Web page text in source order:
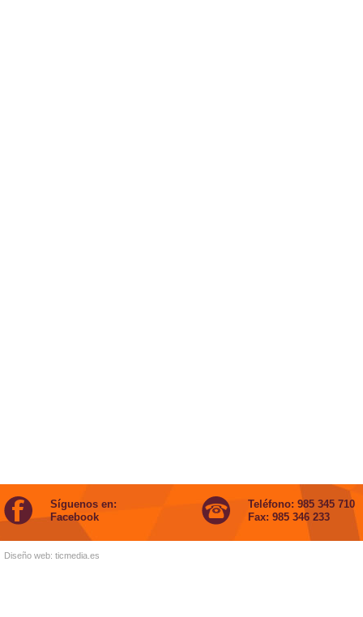
Síguenos en:
Facebook
Teléfono: 985 345 710
Fax: 985 346 233
Diseño web: ticmedia.es